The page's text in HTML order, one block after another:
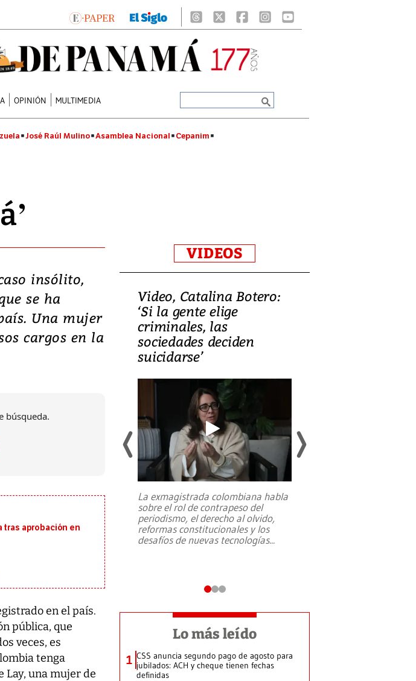
OPINIÓN MULTIMEDIA
José Raúl Mulino Asamblea Nacional Cepanim
insólito,
se ha
Una mujer
cargos en la
búsqueda.
tras aprobación en
en el país.
pública, que
veces, es
tenga
Lay, una mujer de
VIDEOS
Terremoto
y graves
Kumamoto
provocando una
Video, Catalina Botero:
‘Si la gente elige
criminales, las
sociedades deciden
suicidarse’
La exmagistrada colombiana habla
sobre el rol de contrapeso del
periodismo, el derecho al olvido,
reformas constitucionales y los
desafíos de nuevas tecnologías...
Lo más leído
1 CSS anuncia segundo pago de agosto para
jubilados: ACH y cheque tienen fechas
definidas